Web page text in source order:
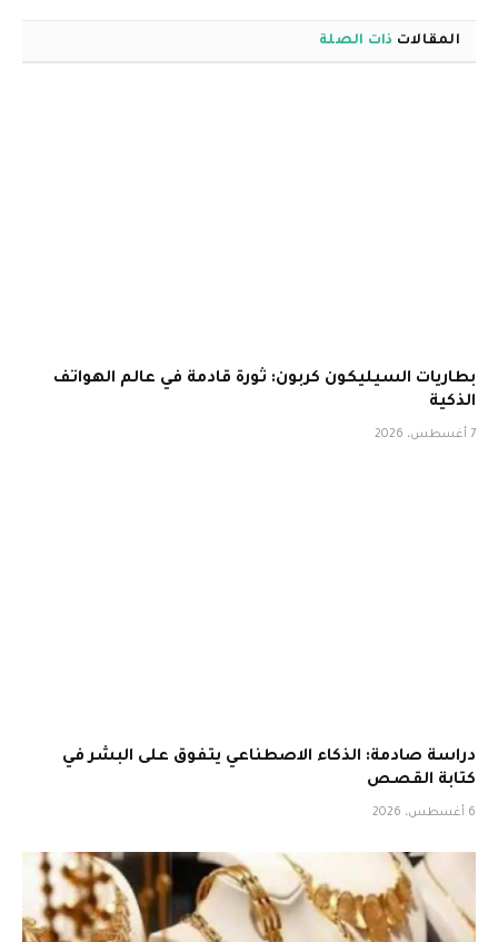
المقالات ذات الصلة
بطاريات السيليكون كربون: ثورة قادمة في عالم الهواتف
الذكية
7 أغسطس، 2026
دراسة صادمة: الذكاء الاصطناعي يتفوق على البشر في
كتابة القصص
6 أغسطس، 2026